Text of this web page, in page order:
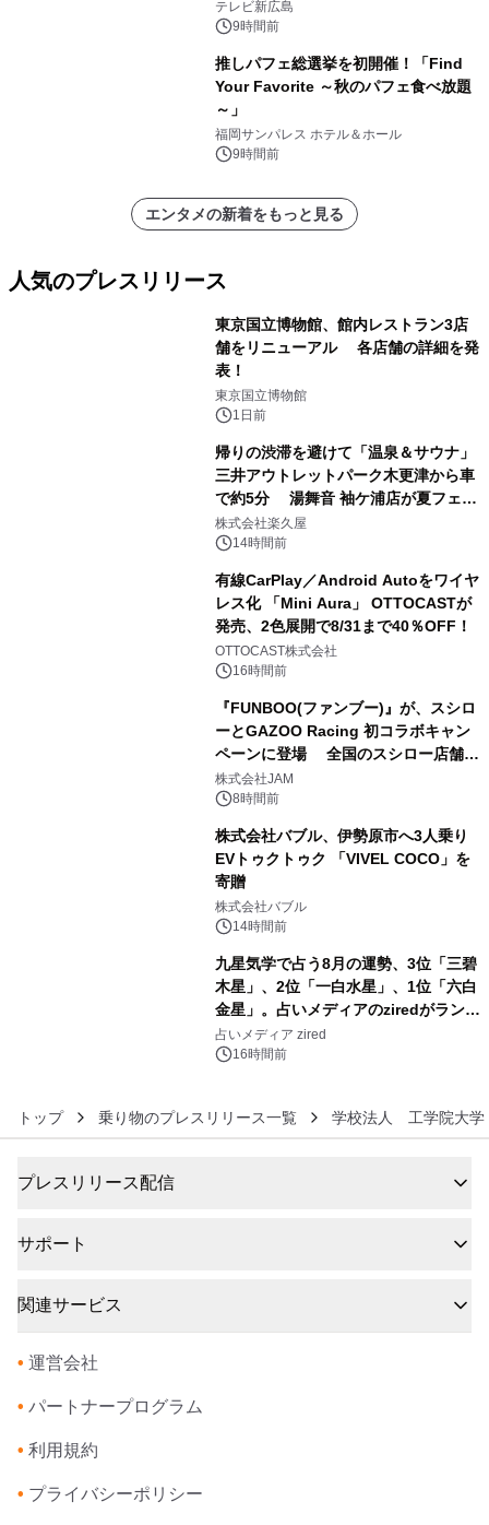
学生を募集
テレビ新広島
9時間前
推しパフェ総選挙を初開催！「Find
Your Favorite ～秋のパフェ食べ放題
～」
福岡サンパレス ホテル＆ホール
9時間前
エンタメの新着をもっと見る
人気のプレスリリース
東京国立博物館、館内レストラン3店
舗をリニューアル 各店舗の詳細を発
表！
東京国立博物館
1日前
帰りの渋滞を避けて「温泉＆サウナ」
三井アウトレットパーク木更津から車
で約5分 湯舞音 袖ケ浦店が夏フェア
メニューを提供
株式会社楽久屋
14時間前
有線CarPlay／Android Autoをワイヤ
レス化 「Mini Aura」 OTTOCASTが
発売、2色展開で8/31まで40％OFF！
OTTOCAST株式会社
16時間前
『FUNBOO(ファンブー)』が、スシロ
ーとGAZOO Racing 初コラボキャン
ペーンに登場 全国のスシロー店舗で
GR 4車種の FUNBOO(ミニカー)付き
メニューが展開されます
株式会社JAM
8時間前
株式会社バブル、伊勢原市へ3人乗り
EVトゥクトゥク 「VIVEL COCO」を
寄贈
株式会社バブル
14時間前
九星気学で占う8月の運勢、3位「三碧
木星」、2位「一白水星」、1位「六白
金星」。占いメディアのziredがランキ
ングを発表
占いメディア zired
16時間前
トップ 乗り物のプレスリリース一覧 学校法人 工学院大
プレスリリース配信
サポート
関連サービス
• 運営会社
• パートナープログラム
• 利用規約
• プライバシーポリシー